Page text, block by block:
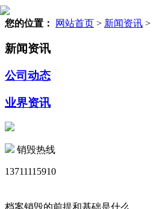
您的位置： 网站首页 > 新闻资讯 >
新闻资讯
公司动态
业界资讯
销毁热线
13711115910